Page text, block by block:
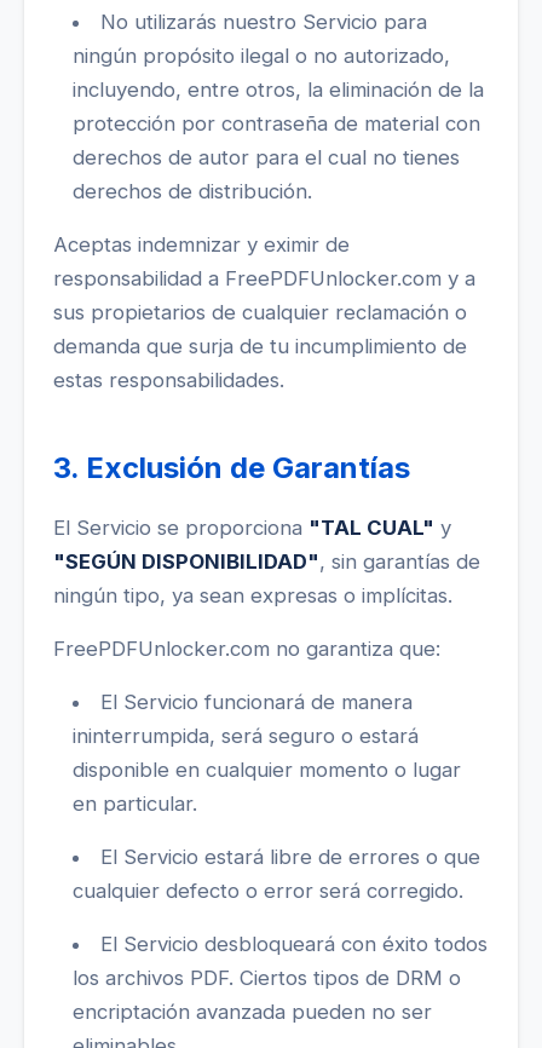
No utilizarás nuestro Servicio para
ningún propósito ilegal o no autorizado,
incluyendo, entre otros, la eliminación de la
protección por contraseña de material con
derechos de autor para el cual no tienes
derechos de distribución.
Aceptas indemnizar y eximir de
responsabilidad a FreePDFUnlocker.com y a
sus propietarios de cualquier reclamación o
demanda que surja de tu incumplimiento de
estas responsabilidades.
3. Exclusión de Garantías
El Servicio se proporciona "TAL CUAL" y
"SEGÚN DISPONIBILIDAD", sin garantías de
ningún tipo, ya sean expresas o implícitas.
FreePDFUnlocker.com no garantiza que:
El Servicio funcionará de manera
ininterrumpida, será seguro o estará
disponible en cualquier momento o lugar
en particular.
El Servicio estará libre de errores o que
cualquier defecto o error será corregido.
El Servicio desbloqueará con éxito todos
los archivos PDF. Ciertos tipos de DRM o
encriptación avanzada pueden no ser